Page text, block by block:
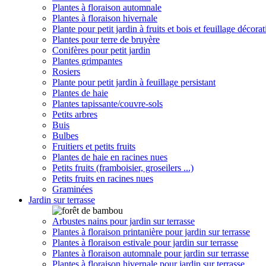
Plantes à floraison automnale
Plantes à floraison hivernale
Plante pour petit jardin à fruits et bois et feuillage
Plantes pour terre de bruyère
Conifères pour petit jardin
Plantes grimpantes
Rosiers
Plante pour petit jardin à feuillage persistant
Plantes de haie
Plantes tapissante/couvre-sols
Petits arbres
Buis
Bulbes
Fruitiers et petits fruits
Plantes de haie en racines nues
Petits fruits (framboisier, groseilers ...)
Petits fruits en racines nues
Graminées
Jardin sur terrasse
Arbustes nains pour jardin sur terrasse
Plantes à floraison printanière pour jardin sur terrasse
Plantes à floraison estivale pour jardin sur terrasse
Plantes à floraison automnale pour jardin sur terrasse
Plantes à floraison hivernale pour jardin sur terrasse